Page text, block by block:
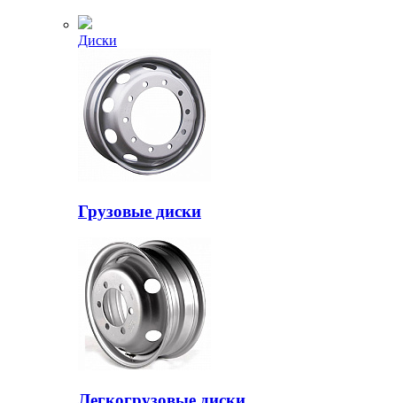
Диски
Грузовые диски